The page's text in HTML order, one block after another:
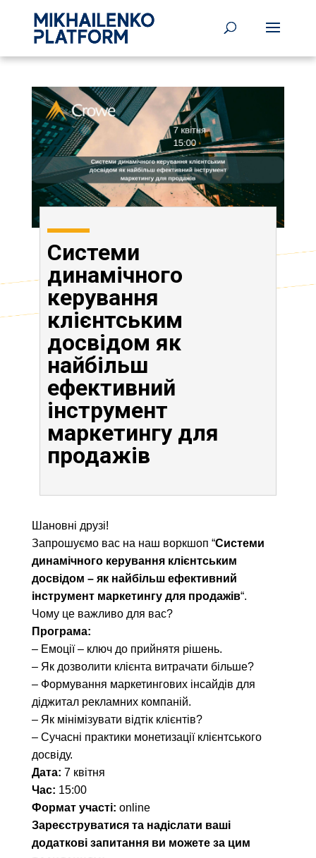
Системи
динамічного
керування
клієнтським
досвідом як
найбільш
ефективний
інструмент
маркетингу для
продажів
Шановні друзі!
Запрошуємо вас на наш воркшоп “Системи
динамічного керування клієнтським
досвідом – як найбільш ефективний
інструмент маркетингу для продажів“.
Чому це важливо для вас?
Програма:
– Емоції – ключ до прийнятя рішень.
– Як дозволити клієнта витрачати більше?
– Формування маркетингових інсайдів для
діджитал рекламних компаній.
– Як мінімізувати відтік клієнтів?
– Сучасні практики монетизації клієнтського
досвіду.
Дата: 7 квітня
Час: 15:00
Формат участі: onlinе
Зареєструватися та надіслати ваші
додаткові запитання ви можете за цим